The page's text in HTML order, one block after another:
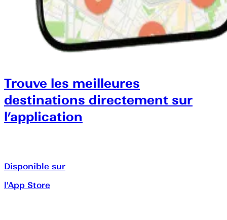
Trouve les meilleures
destinations directement sur
l’application
Disponible sur
l'App Store